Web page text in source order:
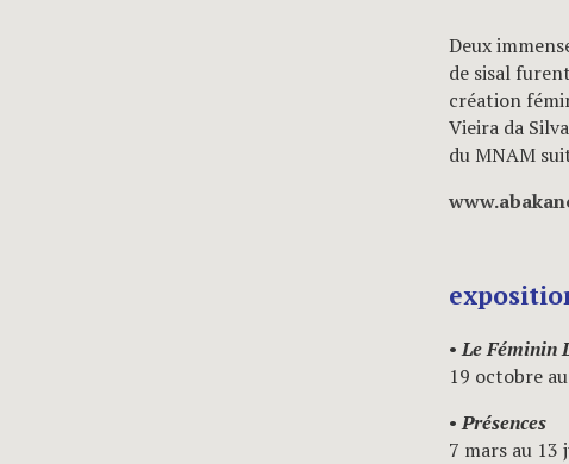
Deux
de sisal
création
Vieira da
du MNAM
•Le Féminin
19 octobre
•Présences
7 mars au 13